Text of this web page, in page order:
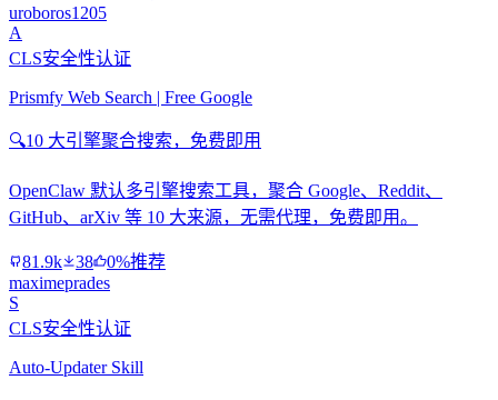
uroboros1205
A
CLS安全性认证
Prismfy Web Search | Free Google
🔍10 大引擎聚合搜索，免费即用
OpenClaw 默认多引擎搜索工具，聚合 Google、Reddit、
GitHub、arXiv 等 10 大来源，无需代理，免费即用。
81.9k 38
0%推荐
maximeprades
S
CLS安全性认证
Auto-Updater Skill